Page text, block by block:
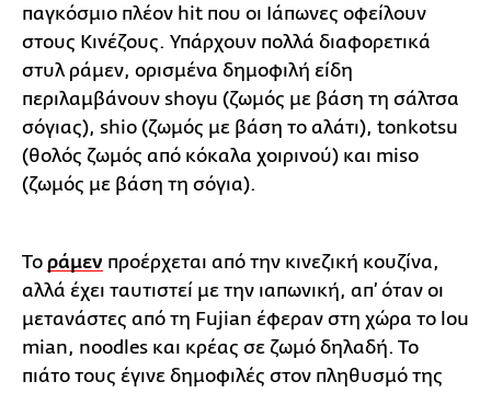
παγκόσμιο πλέον hit που οι Ιάπωνες οφείλουν
στους Κινέζους. Υπάρχουν πολλά διαφορετικά
στυλ ράμεν, ορισμένα δημοφιλή είδη
περιλαμβάνουν shoyu (ζωμός με βάση τη σάλτσα
σόγιας), shio (ζωμός με βάση το αλάτι), tonkotsu
(θολός ζωμός από κόκαλα χοιρινού) και miso
(ζωμός με βάση τη σόγια).
Το ράμεν προέρχεται από την κινεζική κουζίνα,
αλλά έχει ταυτιστεί με την ιαπωνική, απ’ όταν οι
μετανάστες από τη Fujian έφεραν στη χώρα το lou
mian, noodles και κρέας σε ζωμό δηλαδή. Το
πιάτο τους έγινε δημοφιλές στον πληθυσμό της